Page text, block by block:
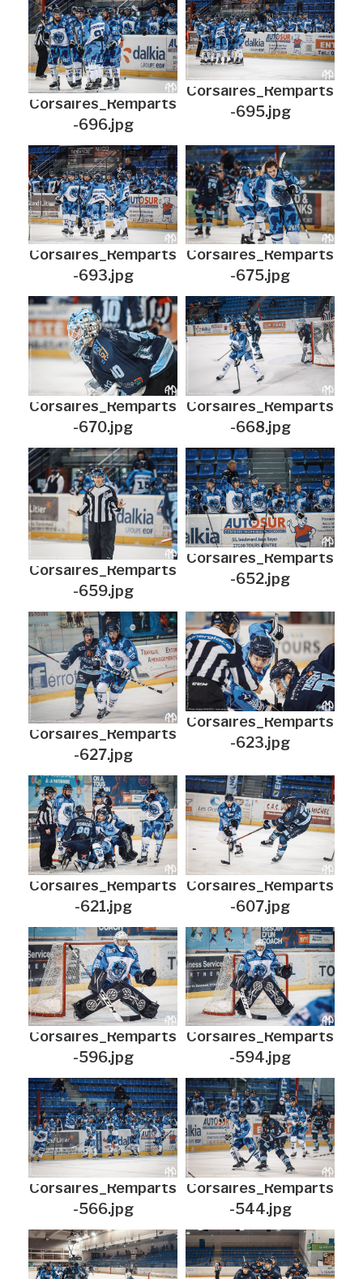
Corsaires_Remparts
-696.jpg
Corsaires_Remparts
-695.jpg
Corsaires_Remparts
-693.jpg
Corsaires_Remparts
-675.jpg
Corsaires_Remparts
-670.jpg
Corsaires_Remparts
-668.jpg
Corsaires_Remparts
-659.jpg
Corsaires_Remparts
-652.jpg
Corsaires_Remparts
-627.jpg
Corsaires_Remparts
-623.jpg
Corsaires_Remparts
-621.jpg
Corsaires_Remparts
-607.jpg
Corsaires_Remparts
-596.jpg
Corsaires_Remparts
-594.jpg
Corsaires_Remparts
-566.jpg
Corsaires_Remparts
-544.jpg